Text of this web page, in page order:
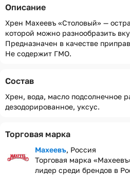
Описание
Хрен Махеевъ «Столовый» —
которой можно разнообразить
Предназначен в качестве
Не содержит ГМО.
Состав
Хрен, вода, масло подсолнечное
дезодорированное, уксус.
Торговая марка
Махеевъ, Россия
Торговая марка
лидер среди брендов в